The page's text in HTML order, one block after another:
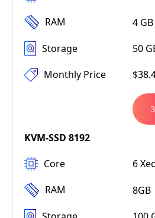
RAM
4 GB
Storage
50
Monthly Price
KVM-SSD 8192
Core
6
RAM
8GB